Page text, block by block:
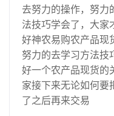
去努力的操作，努力
法技巧学会了，大
好神农易购农产品现
努力的去学习方法技
好一个农产品现货的
家接下来无论如何
了之后再来交易